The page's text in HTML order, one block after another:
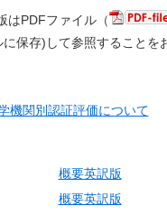
はPDFファイル（
保存)して参照することを
機関別認証評価について
概要英訳版
概要英訳版